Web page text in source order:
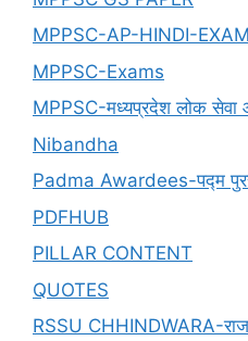
MPPSC-AP-HINDI-
MPPSC-Exams
MPPSC-मध्यप्रदेश लोक सेवा
Nibandha
Padma Awardees-पद्म
PDFHUB
PILLAR CONTENT
QUOTES
RSSU CHHINDWARA-